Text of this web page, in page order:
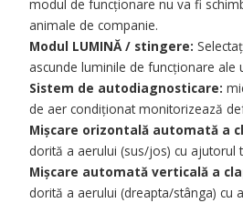
modul de funcționare nu va fi
animale de companie.
Modul LUMINĂ / stingere:
ascunde luminile de funcționare ale
Sistem de autodiagnosticare:
de aer condiționat monitorizează
Mișcare orizontală automată a
dorită a aerului (sus/jos) cu ajutorul
Mișcare automată verticală a
dorită a aerului (dreapta/stânga) cu